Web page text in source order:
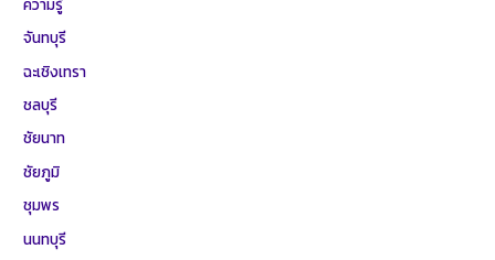
จันทบุรี
ฉะเชิงเทรา
ชลบุรี
ชัยนาท
ชัยภูมิ
ชุมพร
นนทบุรี